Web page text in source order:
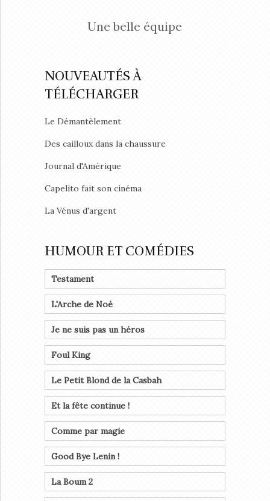
Une belle équipe
NOUVEAUTÉS À
TÉLÉCHARGER
Le Démantèlement
Des cailloux dans la chaussure
Journal d'Amérique
Capelito fait son cinéma
La Vénus d'argent
HUMOUR ET COMÉDIES
Testament
L'Arche de Noé
Je ne suis pas un héros
Foul King
Le Petit Blond de la Casbah
Et la fête continue !
Comme par magie
Good Bye Lenin !
La Boum 2